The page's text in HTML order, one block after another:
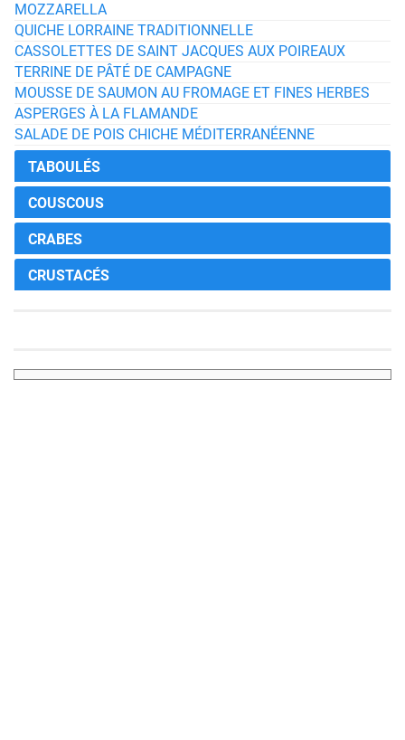
MOZZARELLA
QUICHE LORRAINE TRADITIONNELLE
CASSOLETTES DE SAINT JACQUES AUX POIREAUX
TERRINE DE PÂTÉ DE CAMPAGNE
MOUSSE DE SAUMON AU FROMAGE ET FINES HERBES
ASPERGES À LA FLAMANDE
SALADE DE POIS CHICHE MÉDITERRANÉENNE
TABOULÉS
COUSCOUS
CRABES
CRUSTACÉS